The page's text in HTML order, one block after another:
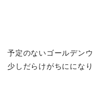
予定のないゴールデン
少しだらけがちにになり